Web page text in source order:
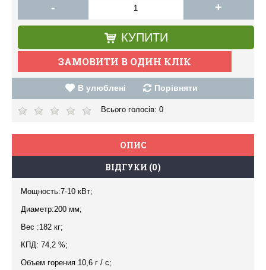
- +
КУПИТИ
В улюблені Порівняти
Всього голосів: 0
ОПИС
ВІДГУКИ (0)
Мощность:7-10 кВт;
Диаметр:200 мм;
Вес :182 кг;
КПД: 74,2 %;
Объем горения 10,6 г / с;